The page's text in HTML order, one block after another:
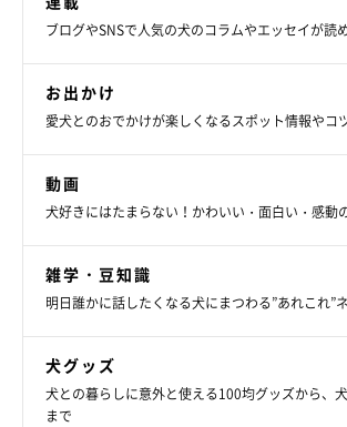
ブログやSNSで人気の犬のコラムやエッセイが読
お出かけ
愛犬とのおでかけが楽しくなるスポット情報やコ
動画
犬好きにはたまらない！かわいい・面白い・感動
雑学・豆知識
明日誰かに話したくなる犬にまつわる”あれこれ”
犬グッズ
犬との暮らしに意外と使える100均グッズから、
まで